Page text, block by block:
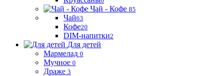
Чай - Кофе 85
Чай63
Кофе20
DIM-напитки2
Для детей
Мармелад 0
Мучное 0
Драже 3